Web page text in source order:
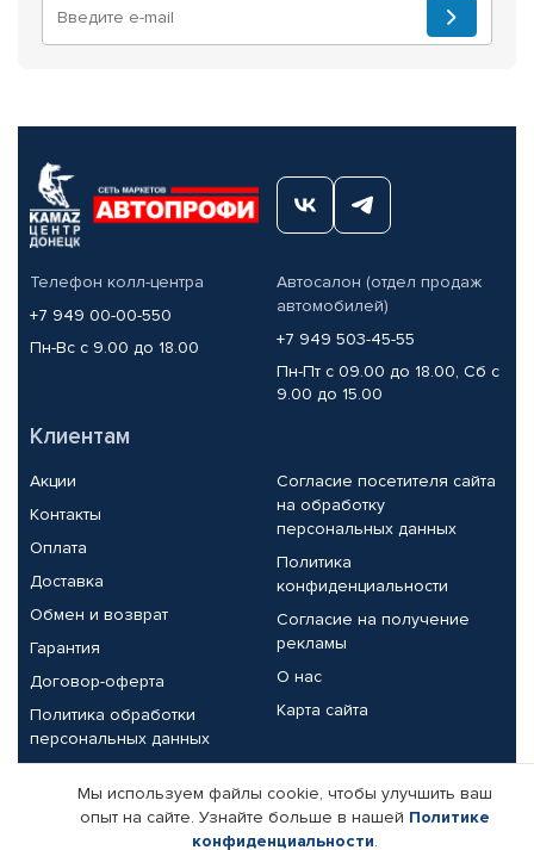
Телефон колл-центра
+7 949 00-00-550
Пн-Вс с 9.00 до 18.00
Автосалон (отдел продаж
автомобилей)
+7 949 503-45-55
Пн-Пт с 09.00 до 18.00, Сб с
9.00 до 15.00
Клиентам
Акции
Контакты
Оплата
Доставка
Обмен и возврат
Гарантия
Договор-оферта
Политика обработки
персональных данных
Согласие посетителя сайта
на обработку
персональных данных
Политика
конфиденциальности
Согласие на получение
рекламы
О нас
Карта сайта
Партнерам
Корпоративным клиентам Реквизиты компании
Мы используем файлы cookie, чтобы улучшить ваш
опыт на сайте. Узнайте больше в нашей Политике
конфиденциальности.